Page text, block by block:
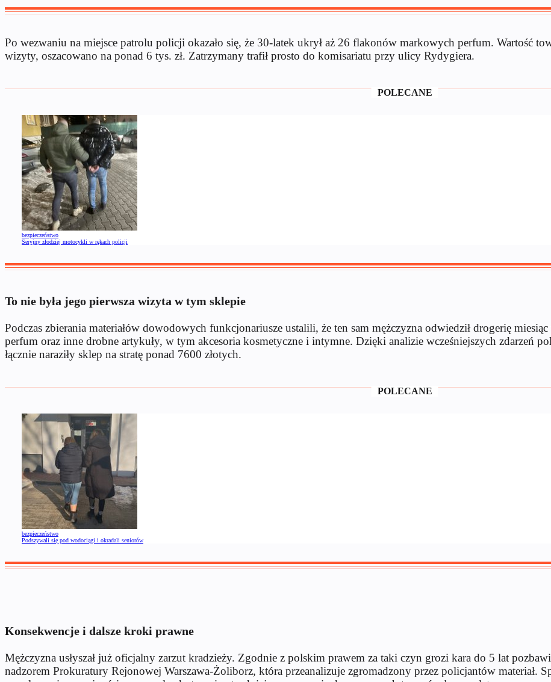
Po wezwaniu na miejsce patrolu policji okazało się, że 30-latek ukrył aż 26 flakonów markowych perfum. Wartość
wizyty, oszacowano na ponad 6 tys. zł. Zatrzymany trafił prosto do komisariatu przy ulicy Rydygiera.
POLECANE
bezpieczeństwo
Seryjny złodziej motocykli w rękach policji
To nie była jego pierwsza wizyta w tym sklepie
Podczas zbierania materiałów dowodowych funkcjonariusze ustalili, że ten sam mężczyzna odwiedził drogerię
perfum oraz inne drobne artykuły, w tym akcesoria kosmetyczne i intymne. Dzięki analizie wcześniejszych zdarzeń
łącznie naraziły sklep na stratę ponad 7600 złotych.
POLECANE
bezpieczeństwo
Podszywali się pod wodociągi i okradali seniorów
Konsekwencje i dalsze kroki prawne
Mężczyzna usłyszał już oficjalny zarzut kradzieży. Zgodnie z polskim prawem za taki czyn grozi kara do 5 lat
nadzorem Prokuratury Rejonowej Warszawa-Żoliborz, która przeanalizuje zgromadzony przez policjantów materiał.